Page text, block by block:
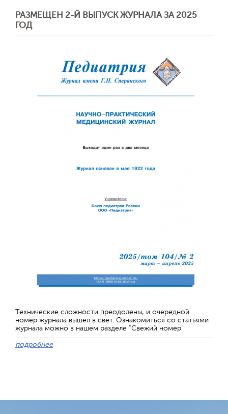
РАЗМЕЩЕН 2-Й ВЫПУСК ЖУРНАЛА ЗА 2025
ГОД
Технические сложности преодолены, и очередной
номер журнала вышел в свет. Ознакомиться со статьями
журнала можно в нашем разделе "Свежий номер"
подробнее